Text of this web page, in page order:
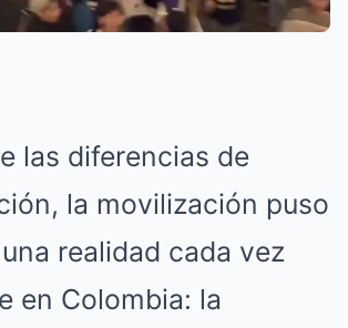
las diferencias de
la movilización puso
realidad cada vez
en Colombia: la